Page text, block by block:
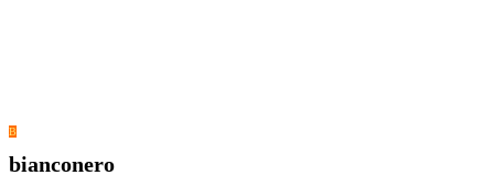
B
bianconero